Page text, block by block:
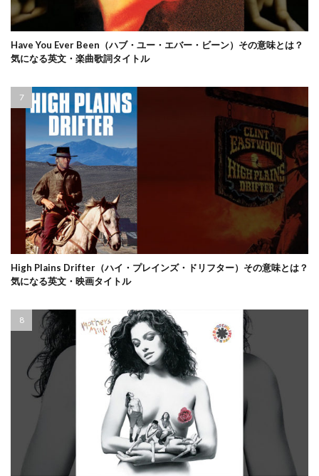
Have You Ever Been（ハブ・ユー・エバー・ビーン）その意味とは？
気になる英文・楽曲歌詞タイトル
High Plains Drifter（ハイ・プレインズ・ドリフター）その意味とは？
気になる英文・映画タイトル